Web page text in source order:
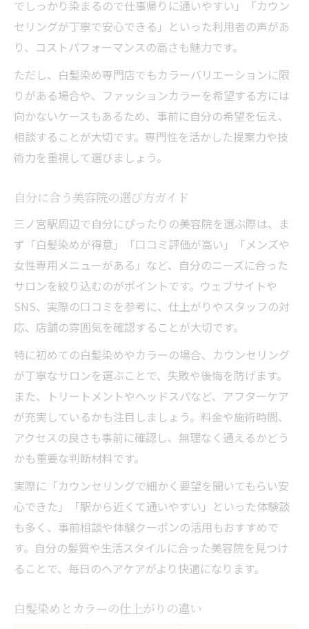
でしっかり染まるので仕事帰りに通いやすい」「カウン
セリングが丁寧で安心できる」といった利用者の声があ
り、コストパフォーマンスの高さも魅力です。
ただし、白髪染め専門店でもカラーバリエーションに限
りがある場合や、ファッションカラーを希望する方には
向かないケースもあるため、事前に自分の希望を伝え、
相談することが大切です。専門性を活かした提案力や技
術力を重視して選びましょう。
自分に合う美容院の選び方ガイド
三ノ宮駅周辺で自分にぴったりの美容院を選ぶ際は、ま
ず「白髪染めが得意」「口コミ評価が高い」「メンズや
女性専用メニューがある」など、自分のニーズに合った
サロンを絞り込むのがポイントです。ウェブサイトや
SNS、実際の口コミを参考に、仕上がりやスタッフの対
応、店舗の雰囲気を確認することが大切です。
特に初めての白髪染めやカラーの場合、カウンセリング
が丁寧なサロンを選ぶことで、失敗や後悔を防げます。
また、トリートメントやヘッドスパなど、アフターケア
が充実しているかも注目しましょう。料金や施術時間、
アクセスの良さも事前に確認し、無理なく通えるかどう
かも重要な判断材料です。
実際に「カウンセリングで細かく要望を聞いてもらい安
心できた」「駅から近くて通いやすい」といった体験談
も多く、事前相談や体験クーポンの活用もおすすめで
す。自分の髪質や生活スタイルに合った美容院を見つけ
ることで、毎日のヘアケアがより快適になります。
白髪染めとカラーの仕上がりの違い